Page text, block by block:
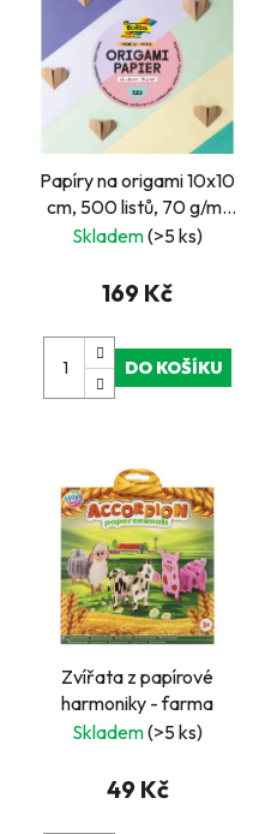
Papíry na origami 10x10
cm, 500 listů, 70 g/m²
PASTEL
Skladem(>5 ks)
169 Kč
DO KOŠÍKU
Zvířata z papírové
harmoniky - farma
Skladem(>5 ks)
49 Kč